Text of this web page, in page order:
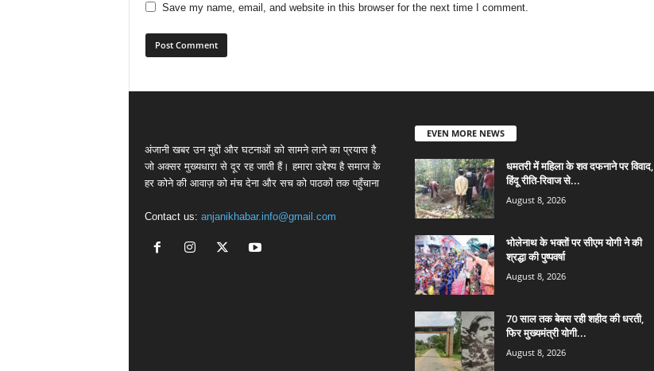
Save my name, email, and website in this browser for the next time I comment.
अंजानी खबर उन मुद्दों और घटनाओं को सामने लाने का प्रयास है
जो अक्सर मुख्यधारा से दूर रह जाती हैं। हमारा उद्देश्य है समाज के
हर कोने की आवाज़ को मंच देना और सच को पाठकों तक पहुँचाना
Contact us: anjanikhabar.info@gmail.com
EVEN MORE NEWS
धमतरी में महिला के शव दफनाने पर विवाद,
हिंदू रीति-रिवाज से...
August 8, 2026
भोलेनाथ के भक्तों पर सीएम योगी ने की
श्रद्धा की पुष्पवर्षा
August 8, 2026
70 साल तक बेबस रही शहीद की धरती,
फिर मुख्यमंत्री योगी...
August 8, 2026